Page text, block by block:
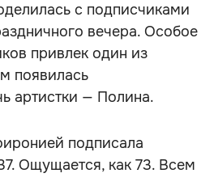
с подписчиками
вечера. Особое
привлек один из
появилась
артистки — Полина.
подписала
Ощущается, как 73. Всем